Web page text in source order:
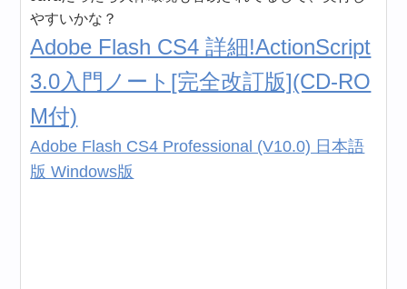
やすいかな？
Adobe Flash CS4 詳細!ActionScript
3.0入門ノート[完全改訂版](CD-RO
M付)
Adobe Flash CS4 Professional (V10.0) 日本語
版 Windows版